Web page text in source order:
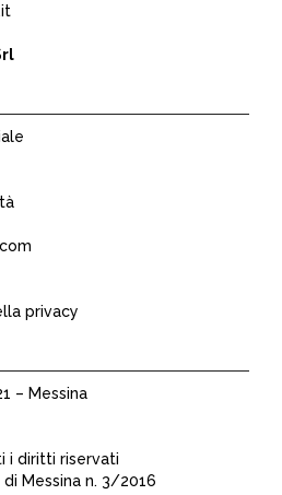
privacy
– Messina
i diritti riservati
Messina n. 3/2016